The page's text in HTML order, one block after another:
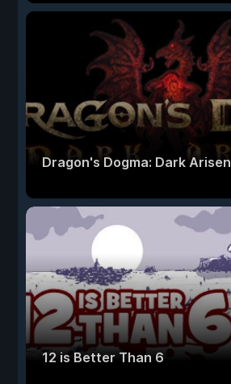
Dragon's Dogma: Dark Arisen
12 is Better Than 6